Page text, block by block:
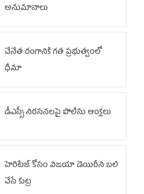
అనుమానాలు
చేనేత రంగానికి గత ప్రభుత్వంలో
ధీమా
డీఎస్సీ నిరసనలపై పోలీసు ఆంక్షలు
హెరిటేజ్ కోసం విజయా డెయిరీని బలి
చేసే కుట్ర‌